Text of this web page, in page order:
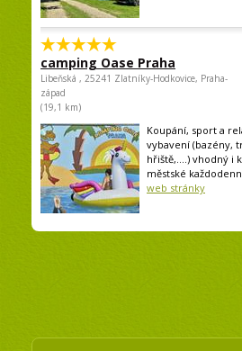
camping Oase Praha
Libeňská , 25241 Zlatníky-Hodkovice, Praha-
západ
(19,1 km)
Koupání, sport a
vybavení (bazény,
hřiště,....) vhodný i
městské
web stránky